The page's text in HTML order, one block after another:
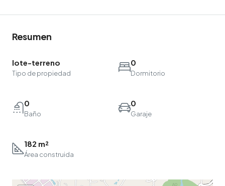
Resumen
lote-terreno
Tipo de propiedad
0
Dormitorio
0
Baño
0
Garaje
182 m²
Área construida